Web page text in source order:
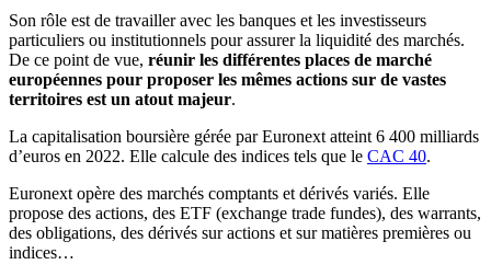
Son rôle est de travailler avec les banques et les investisseurs
particuliers ou institutionnels pour assurer la liquidité des marchés.
De ce point de vue, réunir les différentes places de marché
européennes pour proposer les mêmes actions sur de vastes
territoires est un atout majeur.
La capitalisation boursière gérée par Euronext atteint 6 400 milliards
d’euros en 2022. Elle calcule des indices tels que le CAC 40.
Euronext opère des marchés comptants et dérivés variés. Elle
propose des actions, des ETF (exchange trade fundes), des warrants,
des obligations, des dérivés sur actions et sur matières premières ou
indices…